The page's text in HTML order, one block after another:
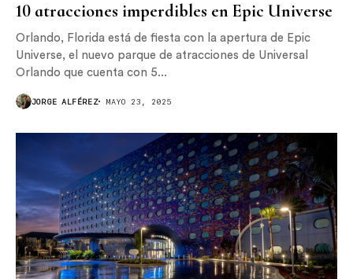
10 atracciones imperdibles en Epic Universe
Orlando, Florida está de fiesta con la apertura de Epic
Universe, el nuevo parque de atracciones de Universal
Orlando que cuenta con 5...
JORGE ALFÉREZ MAYO 23, 2025